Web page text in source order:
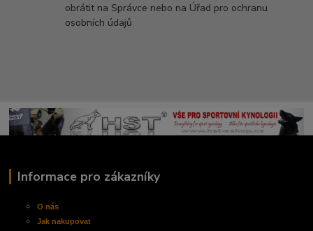
obrátit na Správce nebo na Úřad pro ochranu
osobních údajů
Informace pro zákazníky
O nás
Jak nakupovat